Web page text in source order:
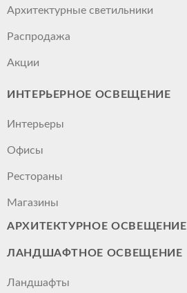
Архитектурные светильники
Распродажа
Акции
ИНТЕРЬЕРНОЕ ОСВЕЩЕНИЕ
Интерьеры
Офисы
Рестораны
Магазины
АРХИТЕКТУРНОЕ ОСВЕЩЕНИЕ
ЛАНДШАФТНОЕ ОСВЕЩЕНИЕ
Ландшафты